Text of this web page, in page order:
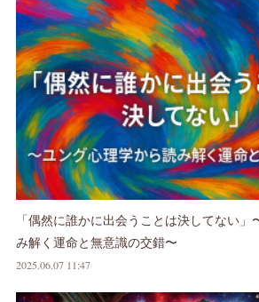
「偶然に誰かに出会うことは決してない
み解く運命と無意識の交錯〜
2025.06.07 11:47